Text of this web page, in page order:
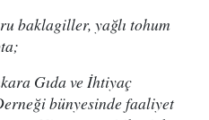
baklagiller, yağlı tohum
Gıda ve İhtiyaç
bünyesinde faaliyet